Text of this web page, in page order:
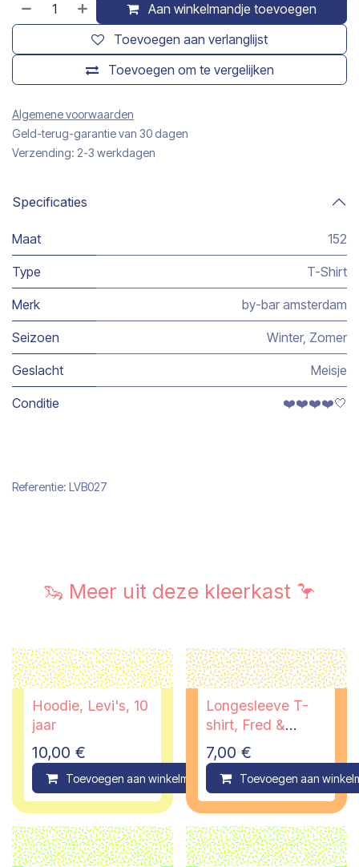
Aan winkelmandje toevoegen
Toevoegen om te vergelijken
Toevoegen aan verlanglijst
Algemene voorwaarden
Geld-terug-garantie van 30 dagen
Verzending: 2-3 werkdagen
Specificaties
Maat 152
Type T-Shirt
Merk by-bar amsterdam
Seizoen Winter, Zomer
Geslacht Meisje
Conditie ❤️❤️❤️❤️🤍
Referentie: LVB027
🦦 Meer uit deze kleerkast 🦩
Hoodie, Levi's, 10
jaar
10,00 €
Toevoegen aan winkelmandje Compare
Longesleeve T-
shirt, Fred &
Ginger, 10 jaar
7,00 €
Toevoegen aan